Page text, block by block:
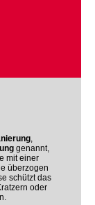
,
genannt,
mit einer
überzogen
schützt das
oder